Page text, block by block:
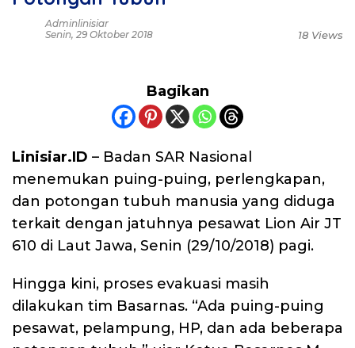
Adminlinisiar
Senin, 29 Oktober 2018
18 Views
Bagikan
Linisiar.ID – Badan SAR Nasional
menemukan puing-puing, perlengkapan,
dan potongan tubuh manusia yang diduga
terkait dengan jatuhnya pesawat Lion Air JT
610 di Laut Jawa, Senin (29/10/2018) pagi.
Hingga kini, proses evakuasi masih
dilakukan tim Basarnas. “Ada puing-puing
pesawat, pelampung, HP, dan ada beberapa